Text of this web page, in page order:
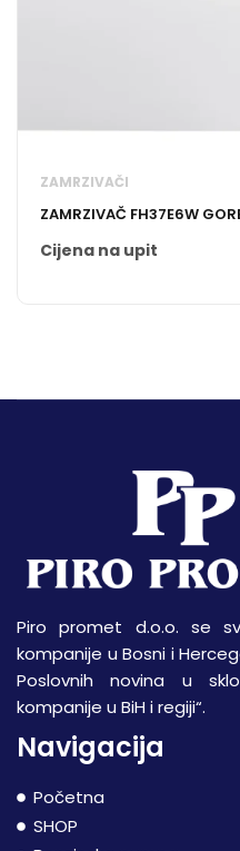
ZAMRZIVAČI
ZAMRZIVAČ FH37E6W
Cijena na upit
Piro promet d.o.o. se
kompanije u Bosni i
Poslovnih novina u
kompanije u BiH i regiji“.
Navigacija
Početna
SHOP